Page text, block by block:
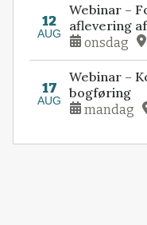
12
AUG
Webinar –
aflevering
onsdag
17
AUG
Webinar –
bogføring
mandag